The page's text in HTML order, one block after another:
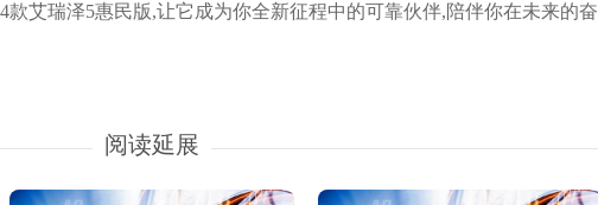
款艾瑞泽5惠民版,让它成为你全新征程中的可靠伙伴,陪伴你在未来的奋
阅读延展